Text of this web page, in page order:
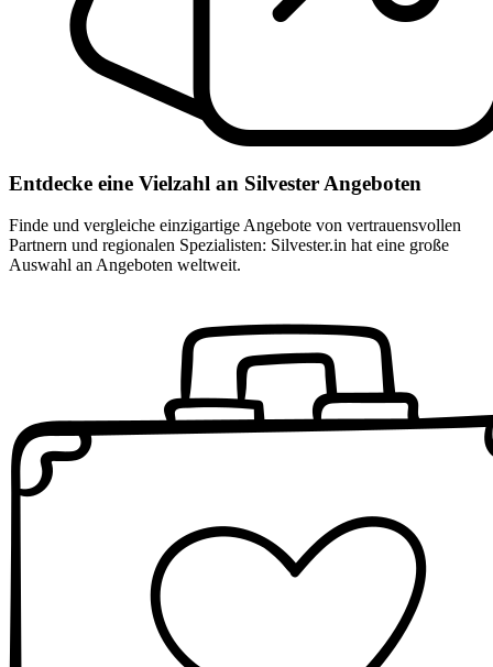
Entdecke eine Vielzahl an Silvester Angeboten
Finde und vergleiche einzigartige Angebote von vertrauensvollen
Partnern und regionalen Spezialisten: Silvester.in hat eine große
Auswahl an Angeboten weltweit.